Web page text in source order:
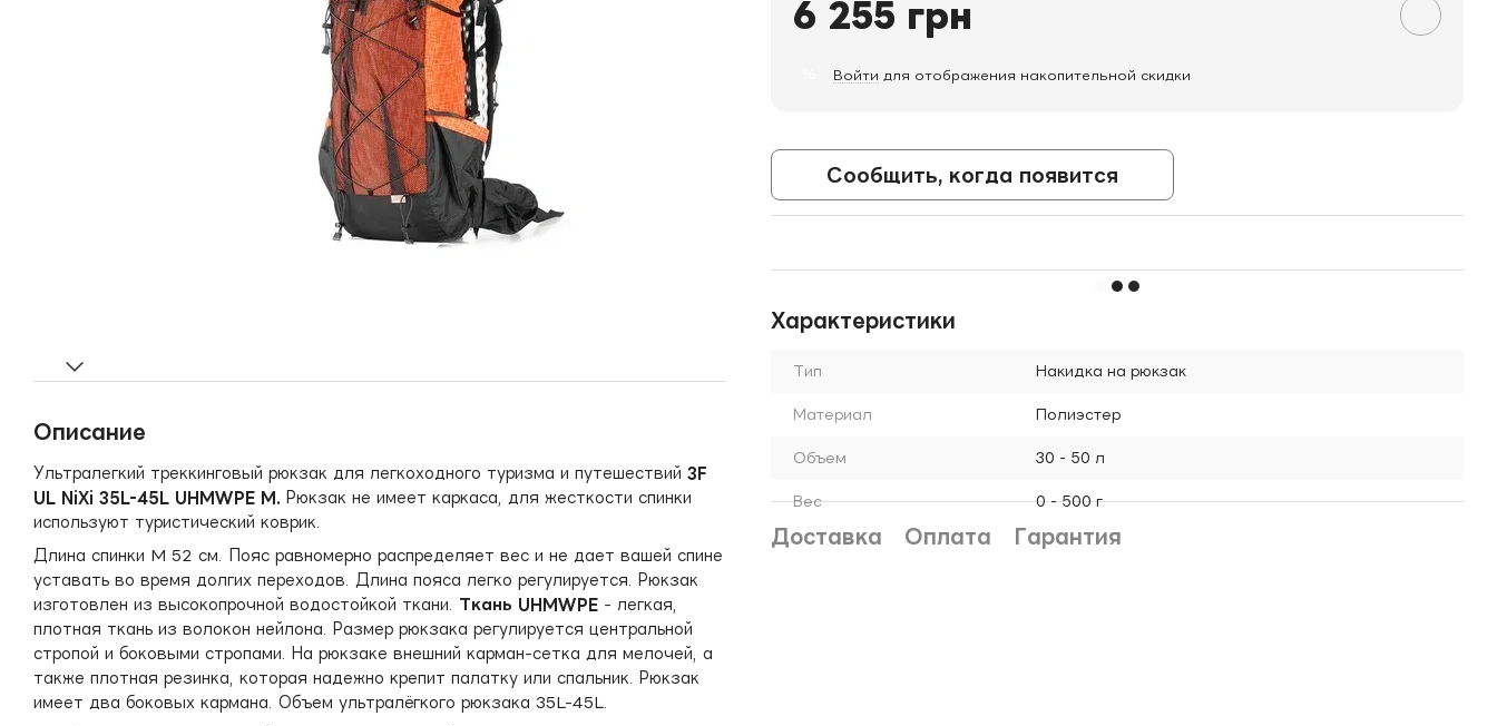
Описание
Ультралегкий треккинговый рюкзак для легкоходного туризма и путешествий 3F
UL NiXi 35L-45L UHMWPE M. Рюкзак не имеет каркаса, для жесткости спинки
используют туристический коврик.
Длина спинки M 52 см. Пояс равномерно распределяет вес и не дает вашей спине
уставать во время долгих переходов. Длина пояса легко регулируется. Рюкзак
изготовлен из высокопрочной водостойкой ткани. Ткань UHMWPE - легкая,
плотная ткань из волокон нейлона. Размер рюкзака регулируется центральной
стропой и боковыми стропами. На рюкзаке внешний карман-сетка для мелочей, а
также плотная резинка, которая надежно крепит палатку или спальник. Рюкзак
имеет два боковых кармана. Объем ультралёгкого рюкзака 35L-45L.
6 255 грн
Войти для отображения накопительной скидки
Сообщить, когда появится
Характеристики
Тип Накидка на рюкзак
Материал Полиэстер
Объем 30 - 50 л
Вес 0 - 500 г
Доставка Оплата Гарантия